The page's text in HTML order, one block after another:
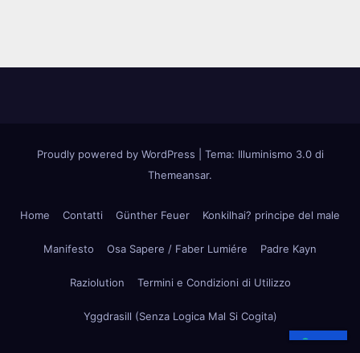
Proudly powered by WordPress
Tema: Illuminismo 3.0 di
Themeansar.
Home Contatti Günther Feuer Konkilhai? principe del male
Manifesto Osa Sapere / Faber Lumiére Padre Kayn
Raziolution Termini e Condizioni di Utilizzo
Yggdrasill (Senza Logica Mal Si Cogita)